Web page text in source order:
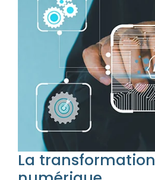
La transformation